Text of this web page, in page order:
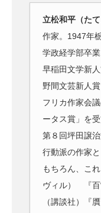
立松和平（たて
作家。1947年
学政経学部卒
早稲田文学新
野間文芸新人
フリカ作家会
ータス賞」を
第８回坪田譲
行動派の作家
もちろん、こ
ヴィル） 『百
（講談社）『